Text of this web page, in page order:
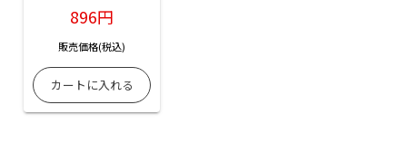
1枚入
896円
販売価格(税込)